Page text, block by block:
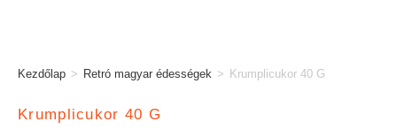
Kezdőlap > Retró magyar édességek > Krumplicukor 40 G
Krumplicukor 40 G